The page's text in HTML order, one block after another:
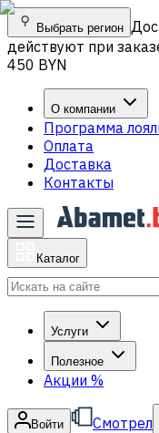
Выбрать регион
действуют при
450 BYN
О компании
Программа
Оплата
Доставка
Контакты
Каталог
Услуги
Полезное
Акции %
Войти Смотрел